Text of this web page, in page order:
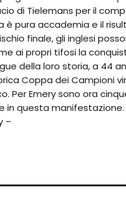
di Tielemans per il
è pura accademia e il
finale, gli inglesi
ai propri tifosi la
della loro storia, a 44
Coppa dei Campioni
Per Emery sono ora
in questa manifestazione.
–